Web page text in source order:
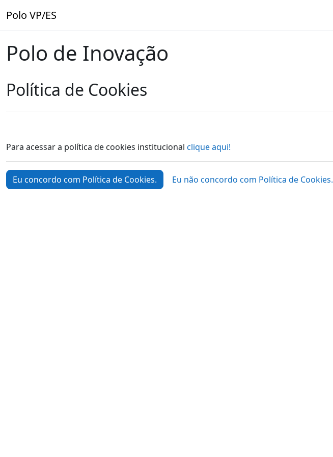
Polo VP/ES
Polo de Inovação
Política de Cookies
Para acessar a política de cookies institucional clique aqui!
Eu concordo com Política de Cookies. Eu não concordo com Política de Cookies.